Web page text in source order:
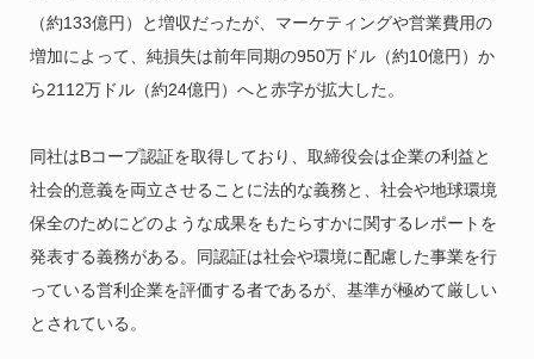
（約133億円）と増収だったが、マーケティングや営業費用の
増加によって、純損失は前年同期の950万ドル（約10億円）か
ら2112万ドル（約24億円）へと赤字が拡大した。
同社はBコープ認証を取得しており、取締役会は企業の利益と
社会的意義を両立させることに法的な義務と、社会や地球環境
保全のためにどのような成果をもたらすかに関するレポートを
発表する義務がある。同認証は社会や環境に配慮した事業を行
っている営利企業を評価する者であるが、基準が極めて厳しい
とされている。